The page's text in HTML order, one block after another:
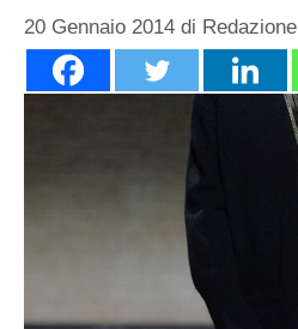
20 Gennaio 2014 di Redazione